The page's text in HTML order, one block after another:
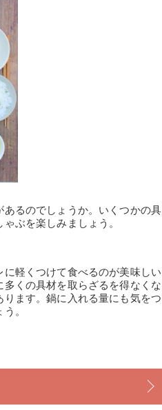
るのでしょうか。いくつかの具
ぶを楽しみましょう。
軽くつけて食べるのが美味しい
くの具材を取らざるを得なくな
ます。鍋に入れる量にも気をつ
。